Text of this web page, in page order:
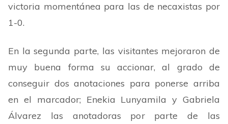
victoria momentánea para las de necaxistas por
1-0.
En la segunda parte, las visitantes mejoraron de
muy buena forma su accionar, al grado de
conseguir dos anotaciones para ponerse arriba
en el marcador; Enekia Lunyamila y Gabriela
Álvarez las anotadoras por parte de las